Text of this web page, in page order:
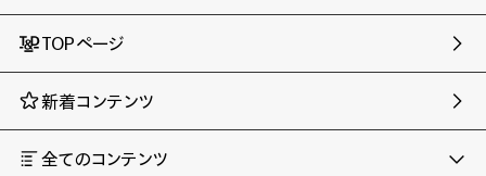
TOPページ
新着コンテンツ
全てのコンテンツ